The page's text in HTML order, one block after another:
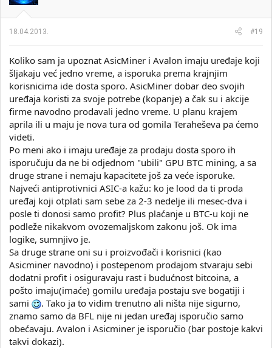
18.04.2013. #19
Koliko sam ja upoznat AsicMiner i Avalon imaju uređaje koji
šljakaju već jedno vreme, a isporuka prema krajnjim
korisnicima ide dosta sporo. AsicMiner dobar deo svojih
uređaja koristi za svoje potrebe (kopanje) a čak su i akcije
firme navodno prodavali jedno vreme. U planu krajem
aprila ili u maju je nova tura od gomila Teraheševa pa ćemo
videti.
Po meni ako i imaju uređaje za prodaju dosta sporo ih
isporučuju da ne bi odjednom "ubili" GPU BTC mining, a sa
druge strane i nemaju kapacitete još za veće isporuke.
Najveći antiprotivnici ASIC-a kažu: ko je lood da ti proda
uređaj koji otplati sam sebe za 2-3 nedelje ili mesec-dva i
posle ti donosi samo profit? Plus plaćanje u BTC-u koji ne
podleže nikakvom ovozemaljskom zakonu još. Ok ima
logike, sumnjivo je.
Sa druge strane oni su i proizvođači i korisnici (kao
Asicminer navodno) i postepenom prodajom stvaraju sebi
dodatni profit i osiguravaju rast i budućnost bitcoina, a
pošto imaju(imaće) gomilu uređaja postaju sve bogatiji i
sami
. Tako ja to vidim trenutno ali ništa nije sigurno,
znamo samo da BFL nije ni jedan uređaj isporučio samo
obećavaju. Avalon i Asicminer je isporučio (bar postoje kakvi
takvi dokazi).